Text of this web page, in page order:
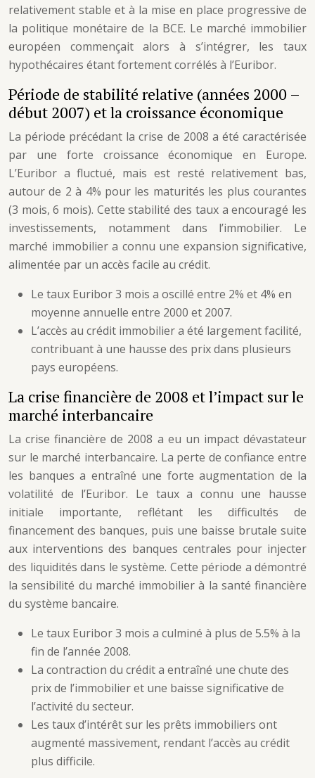
relativement stable et à la mise en place progressive de
la politique monétaire de la BCE. Le marché immobilier
européen commençait alors à s’intégrer, les taux
hypothécaires étant fortement corrélés à l’Euribor.
Période de stabilité relative (années 2000 –
début 2007) et la croissance économique
La période précédant la crise de 2008 a été caractérisée
par une forte croissance économique en Europe.
L’Euribor a fluctué, mais est resté relativement bas,
autour de 2 à 4% pour les maturités les plus courantes
(3 mois, 6 mois). Cette stabilité des taux a encouragé les
investissements, notamment dans l’immobilier. Le
marché immobilier a connu une expansion significative,
alimentée par un accès facile au crédit.
Le taux Euribor 3 mois a oscillé entre 2% et 4% en
moyenne annuelle entre 2000 et 2007.
L’accès au crédit immobilier a été largement facilité,
contribuant à une hausse des prix dans plusieurs
pays européens.
La crise financière de 2008 et l’impact sur le
marché interbancaire
La crise financière de 2008 a eu un impact dévastateur
sur le marché interbancaire. La perte de confiance entre
les banques a entraîné une forte augmentation de la
volatilité de l’Euribor. Le taux a connu une hausse
initiale importante, reflétant les difficultés de
financement des banques, puis une baisse brutale suite
aux interventions des banques centrales pour injecter
des liquidités dans le système. Cette période a démontré
la sensibilité du marché immobilier à la santé financière
du système bancaire.
Le taux Euribor 3 mois a culminé à plus de 5.5% à la
fin de l’année 2008.
La contraction du crédit a entraîné une chute des
prix de l’immobilier et une baisse significative de
l’activité du secteur.
Les taux d’intérêt sur les prêts immobiliers ont
augmenté massivement, rendant l’accès au crédit
plus difficile.